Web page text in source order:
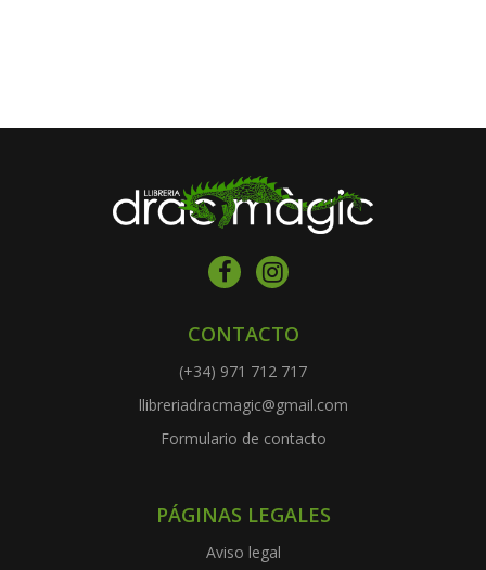
CONTACTO
(+34) 971 712 717
llibreriadracmagic@gmail.com
Formulario de contacto
PÁGINAS LEGALES
Aviso legal